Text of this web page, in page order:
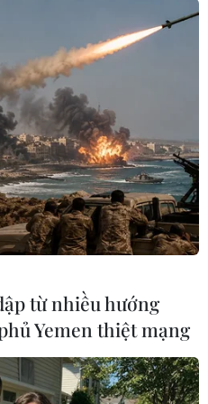
tập VNEN được diễn
tác lẫn nhau
và với giáo viên.
và phù hợp với từng
đang thực hiện thí
tốt từ mô hình này ở
Cảnh (Vietnam+)
từ nhiều hướng
Yemen thiệt mạng